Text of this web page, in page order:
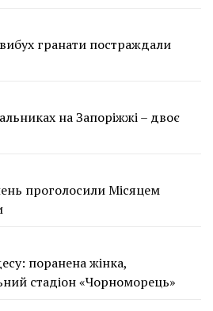
гранати постраждали
на Запоріжжі – двоє
проголосили Місяцем
поранена жінка,
стадіон «Чорноморець»